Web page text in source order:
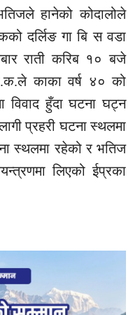
हानेको कोदालोले
दर्लिङ गा बि स वडा
राती करिब १० बजे
काका वर्ष ४० को
विवाद हुँदा घटना घट्न
प्रहरी घटना स्थलमा
स्थलमा रहेको र भतिज
लिएको ईप्रका